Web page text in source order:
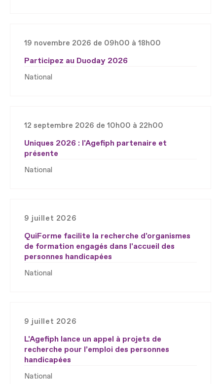
19 novembre 2026 de 09h00 à 18h00
Participez au Duoday 2026
National
12 septembre 2026 de 10h00 à 22h00
Uniques 2026 : l'Agefiph partenaire et
présente
National
9 juillet 2026
QuiForme facilite la recherche d'organismes
de formation engagés dans l'accueil des
personnes handicapées
National
9 juillet 2026
L'Agefiph lance un appel à projets de
recherche pour l’emploi des personnes
handicapées
National